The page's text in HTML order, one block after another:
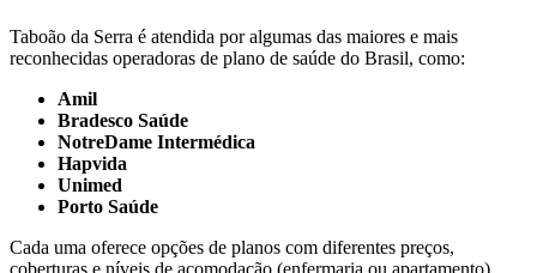
Taboão da Serra é atendida por algumas das maiores e mais
reconhecidas operadoras de plano de saúde do Brasil, como:
Amil
Bradesco Saúde
NotreDame Intermédica
Hapvida
Unimed
Porto Saúde
Cada uma oferece opções de planos com diferentes preços,
coberturas e níveis de acomodação (enfermaria ou apartamento),